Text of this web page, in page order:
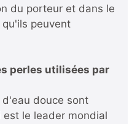
du porteur et dans le
peuvent
perles utilisées par
douce sont
est le leader mondial